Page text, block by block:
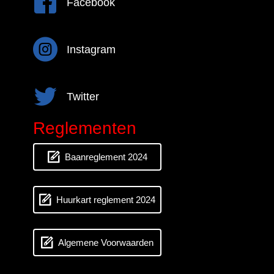
Facebook
InstagramInstagram
Twitter Twitter
Reglementen
Baanreglement 2024
Huurkart reglement 2024
Algemene Voorwaarden